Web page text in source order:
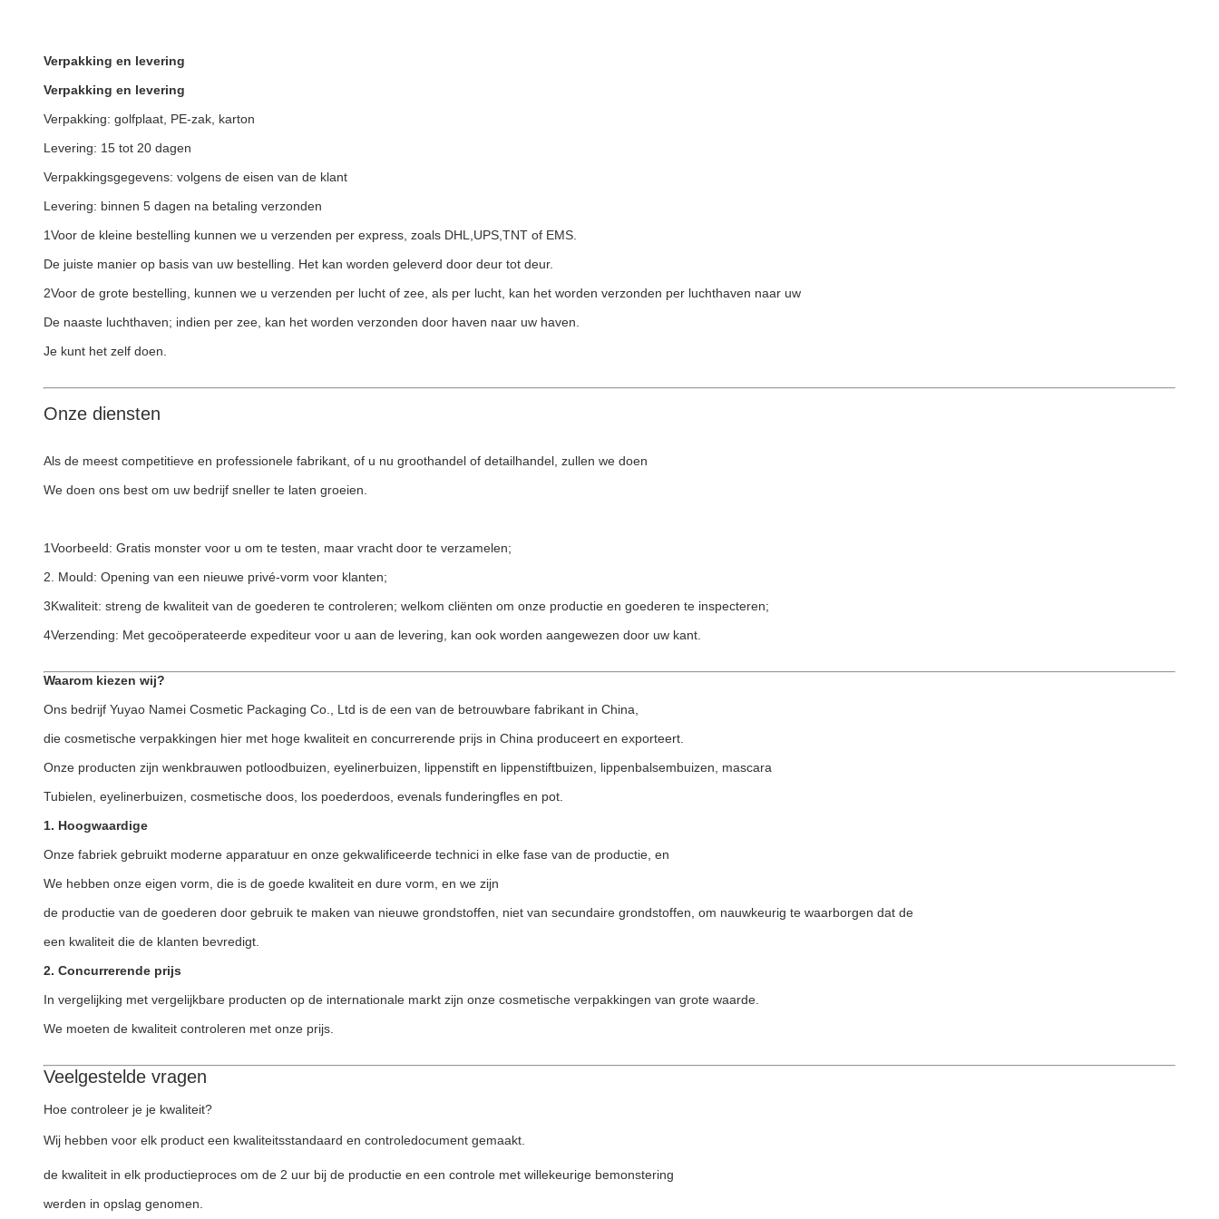
Verpakking en levering
Verpakking en levering
Verpakking: golfplaat, PE-zak, karton
Levering: 15 tot 20 dagen
Verpakkingsgegevens: volgens de eisen van de klant
Levering: binnen 5 dagen na betaling verzonden
1Voor de kleine bestelling kunnen we u verzenden per express, zoals DHL,UPS,TNT of EMS.
De juiste manier op basis van uw bestelling. Het kan worden geleverd door deur tot deur.
2Voor de grote bestelling, kunnen we u verzenden per lucht of zee, als per lucht, kan het worden verzonden per luchthaven naar uw
De naaste luchthaven; indien per zee, kan het worden verzonden door haven naar uw haven.
Je kunt het zelf doen.
Onze diensten
Als de meest competitieve en professionele fabrikant, of u nu groothandel of detailhandel, zullen we doen
We doen ons best om uw bedrijf sneller te laten groeien.
1Voorbeeld: Gratis monster voor u om te testen, maar vracht door te verzamelen;
2. Mould: Opening van een nieuwe privé-vorm voor klanten;
3Kwaliteit: streng de kwaliteit van de goederen te controleren; welkom cliënten om onze productie en goederen te inspecteren;
4Verzending: Met gecoöperateerde expediteur voor u aan de levering, kan ook worden aangewezen door uw kant.
Waarom kiezen wij?
Ons bedrijf Yuyao Namei Cosmetic Packaging Co., Ltd is de een van de betrouwbare fabrikant in China,
die cosmetische verpakkingen hier met hoge kwaliteit en concurrerende prijs in China produceert en exporteert.
Onze producten zijn wenkbrauwen potloodbuizen, eyelinerbuizen, lippenstift en lippenstiftbuizen, lippenbalsembuizen, mascara
Tubielen, eyelinerbuizen, cosmetische doos, los poederdoos, evenals funderingfles en pot.
1. Hoogwaardige
Onze fabriek gebruikt moderne apparatuur en onze gekwalificeerde technici in elke fase van de productie, en
We hebben onze eigen vorm, die is de goede kwaliteit en dure vorm, en we zijn
de productie van de goederen door gebruik te maken van nieuwe grondstoffen, niet van secundaire grondstoffen, om nauwkeurig te waarborgen dat de
een kwaliteit die de klanten bevredigt.
2. Concurrerende prijs
In vergelijking met vergelijkbare producten op de internationale markt zijn onze cosmetische verpakkingen van grote waarde.
We moeten de kwaliteit controleren met onze prijs.
Veelgestelde vragen
Hoe controleer je je kwaliteit?
Wij hebben voor elk product een kwaliteitsstandaard en controledocument gemaakt.
de kwaliteit in elk productieproces om de 2 uur bij de productie en een controle met willekeurige bemonstering
werden in opslag genomen.